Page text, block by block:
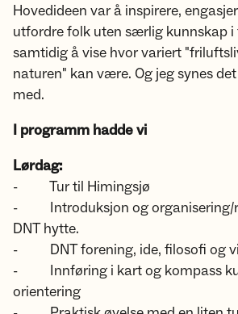
Hovedideen var å inspirere,
utfordre folk uten særlig kunnskap
samtidig å vise hvor variert
naturen" kan være. Og jeg synes
med.
I programm hadde vi
Lørdag:
- Tur til Himingsjø
- Introduksjon og organisering/
DNT hytte.
- DNT forening, ide, filosofi og
- Innføring i kart og kompass
orientering